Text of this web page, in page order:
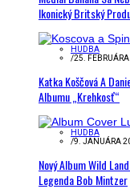
Ikonický Britský
HUDBA
/25.
Katka Koščová A
Albumu „Krehkosť“
HUDBA
/9. JANUÁRA
Nový Album Wild
Legenda Bob Mintzer